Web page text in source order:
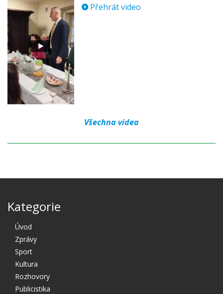
Přehrát video
Všechna videa
Kategorie
Úvod
Zprávy
Sport
Kultura
Rozhovory
Publicistika